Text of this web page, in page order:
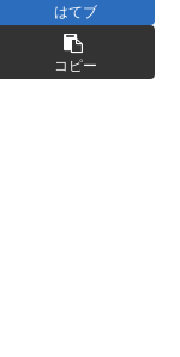
はてブ
コピー